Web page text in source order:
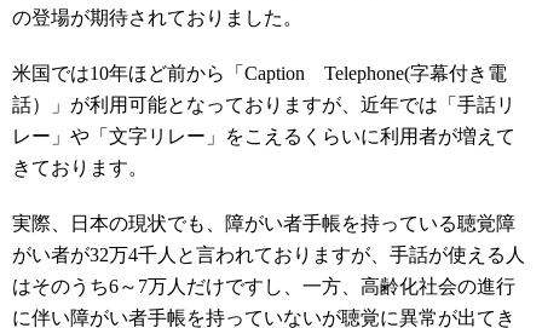
の登場が期待されておりました。
米国では10年ほど前から「Caption Telephone(字幕付き電
話）」が利用可能となっておりますが、近年では「手話リ
レー」や「文字リレー」をこえるくらいに利用者が増えて
きております。
実際、日本の現状でも、障がい者手帳を持っている聴覚障
がい者が32万4千人と言われておりますが、手話が使える人
はそのうち6～7万人だけですし、一方、高齢化社会の進行
に伴い障がい者手帳を持っていないが聴覚に異常が出てき